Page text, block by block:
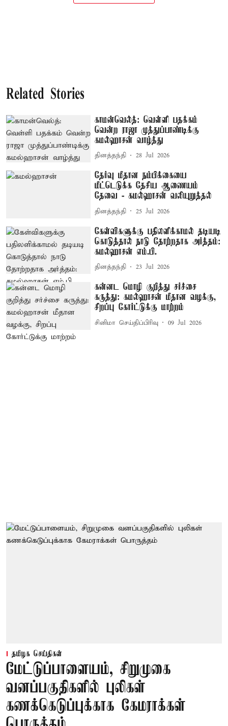
Related Stories
காமன்வெல்த்: வெள்ளி பதக்கம்
வென்ற ராஜா முத்துப்பாண்டிக்கு
கமல்ஹாசன் வாழ்த்து
தினத்தந்தி 28 Jul 2026
தேர்வு மீதான நம்பிக்கையை
மீட்டெடுக்க தேசிய ஆணையம்
தேவை - கமல்ஹாசன் வலியுறுத்தல்
தினத்தந்தி 25 Jul 2026
கேள்விகளுக்கு பதிலளிக்காமல் தடியடி
கொடுத்தால் நாடு தோற்றதாக அர்த்தம்:
கமல்ஹாசன் எம்.பி.
தினத்தந்தி 23 Jul 2026
கன்னட மொழி குறித்து சர்ச்சை
கருத்து: கமல்ஹாசன் மீதான வழக்கு,
சிறப்பு கோர்ட்டுக்கு மாற்றம்
சினிமா செய்திப்பிரிவு 09 Jul 2026
தமிழக செய்திகள்
மேட்டுப்பாளையம், சிறுமுகை
வனப்பகுதிகளில் புலிகள்
கணக்கெடுப்புக்காக கேமராக்கள்